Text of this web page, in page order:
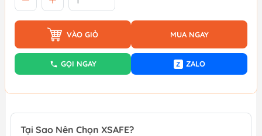
VÀO GIỎ MUA NGAY
GỌI NGAY Z ZALO
Tại Sao Nên Chọn XSAFE?